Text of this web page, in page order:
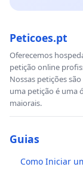
Peticoes.pt
Oferecemos
petição online
Nossas petições
uma petição é uma
maiorais.
Guias
Como Iniciar